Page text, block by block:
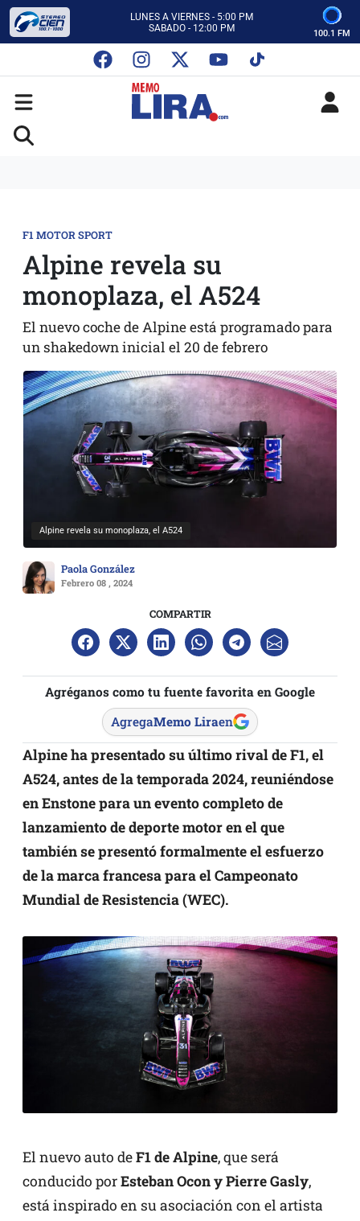
LUNES A VIERNES - 5:00 PM
SABADO - 12:00 PM
CON MEMO LIRA Y SU EQUIPO
LUNES A VIERNES - 5:00 PM
SABADO - 12:00 PM
100.1 FM
F1 MOTOR SPORT
Alpine revela su
monoplaza, el A524
El nuevo coche de Alpine está programado para
un shakedown inicial el 20 de febrero
Alpine revela su monoplaza, el A524
Paola González
Febrero 08 , 2024
COMPARTIR
Agréganos como tu fuente favorita en Google
AgregaMemo Liraen
Alpine ha presentado su último rival de F1, el
A524, antes de la temporada 2024, reuniéndose
en Enstone para un evento completo de
lanzamiento de deporte motor en el que
también se presentó formalmente el esfuerzo
de la marca francesa para el Campeonato
Mundial de Resistencia (WEC).
El nuevo auto deF1 de Alpine, que será
conducido porEsteban Ocon y Pierre Gasly,
está inspirado en su asociación con el artista